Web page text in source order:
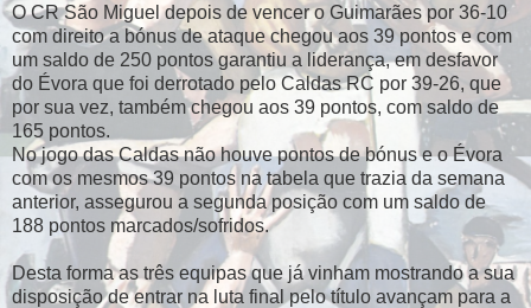
O CR São Miguel depois de vencer o Guimarães por 36-10
com direito a bónus de ataque chegou aos 39 pontos e com
um saldo de 250 pontos garantiu a liderança, em desfavor
do Évora que foi derrotado pelo Caldas RC por 39-26, que
por sua vez, também chegou aos 39 pontos, com saldo de
165 pontos.
No jogo das Caldas não houve pontos de bónus e o Évora
com os mesmos 39 pontos na tabela que trazia da semana
anterior, assegurou a segunda posição com um saldo de
188 pontos marcados/sofridos.
Desta forma as três equipas que já vinham mostrando a sua
disposição de entrar na luta final pelo título avançam para a